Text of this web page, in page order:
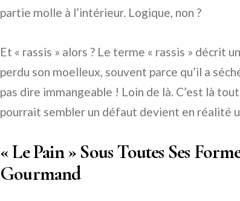
partie molle à l’intérieur. Logique, non ?
Et « rassis » alors ? Le terme « rassis » décrit
perdu son moelleux, souvent parce qu’il a
pas dire immangeable ! Loin de là. C’est là
pourrait sembler un défaut devient en réalité
« Le Pain » Sous Toutes Ses
Gourmand